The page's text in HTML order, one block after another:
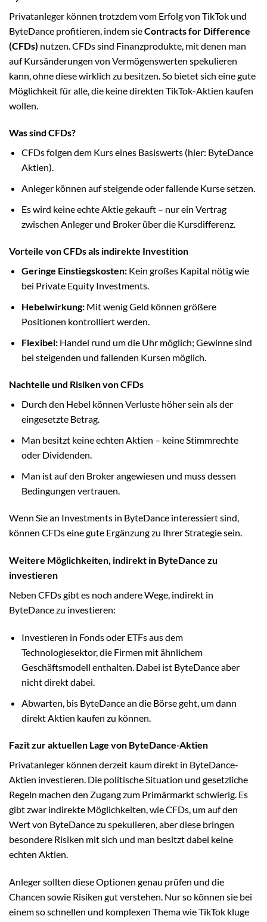
Privatanleger können trotzdem vom Erfolg von TikTok und
ByteDance profitieren, indem sieContracts for Difference
(CFDs) nutzen. CFDs sind Finanzprodukte, mit denen man
auf Kursänderungen von Vermögenswerten spekulieren
kann, ohne diese wirklich zu besitzen. So bietet sich eine gute
Möglichkeit für alle, die keine direkten TikTok-Aktien kaufen
wollen.
Was sind CFDs?
CFDs folgen dem Kurs eines Basiswerts (hier: ByteDance
Aktien).
Anleger können auf steigende oder fallende Kurse setzen.
Es wird keine echte Aktie gekauft – nur ein Vertrag
zwischen Anleger und Broker über die Kursdifferenz.
Vorteile von CFDs als indirekte Investition
Geringe Einstiegskosten:Kein großes Kapital nötig wie
bei Private Equity Investments.
Hebelwirkung:Mit wenig Geld können größere
Positionen kontrolliert werden.
Flexibel:Handel rund um die Uhr möglich; Gewinne sind
bei steigenden und fallenden Kursen möglich.
Nachteile und Risiken von CFDs
Durch den Hebel können Verluste höher sein als der
eingesetzte Betrag.
Man besitzt keine echten Aktien – keine Stimmrechte
oder Dividenden.
Man ist auf den Broker angewiesen und muss dessen
Bedingungen vertrauen.
Wenn Sie an Investments in ByteDance interessiert sind,
können CFDs eine gute Ergänzung zu Ihrer Strategie sein.
Weitere Möglichkeiten, indirekt in ByteDance zu
investieren
Neben CFDs gibt es noch andere Wege, indirekt in
ByteDance zu investieren:
Investieren in Fonds oder ETFs aus dem
Technologiesektor, die Firmen mit ähnlichem
Geschäftsmodell enthalten. Dabei ist ByteDance aber
nicht direkt dabei.
Abwarten, bis ByteDance an die Börse geht, um dann
direkt Aktien kaufen zu können.
Fazit zur aktuellen Lage von ByteDance-Aktien
Privatanleger können derzeit kaum direkt in ByteDance-
Aktien investieren. Die politische Situation und gesetzliche
Regeln machen den Zugang zum Primärmarkt schwierig. Es
gibt zwar indirekte Möglichkeiten, wie CFDs, um auf den
Wert von ByteDance zu spekulieren, aber diese bringen
besondere Risiken mit sich und man besitzt dabei keine
echten Aktien.
Anleger sollten diese Optionen genau prüfen und die
Chancen sowie Risiken gut verstehen. Nur so können sie bei
einem so schnellen und komplexen Thema wie TikTok kluge